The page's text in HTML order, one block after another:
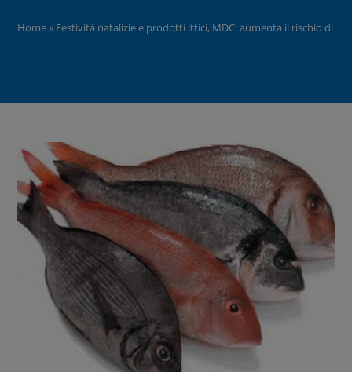
Home» Festività natalizie e prodotti ittici, MDC: aumenta il rischio di